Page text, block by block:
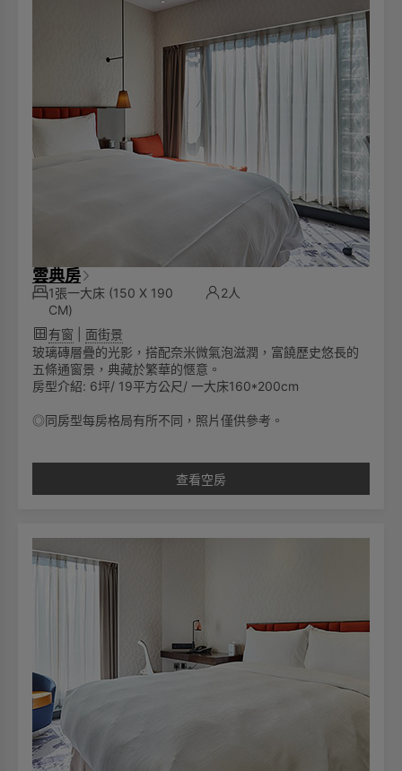
雲典房
1張一大床 (150 X 190
CM)
2人
有窗
面街景
玻璃磚層疊的光影，搭配奈米微氣泡滋潤，富饒歷史悠長的
五條通窗景，典藏於繁華的愜意。
房型介紹: 6坪/ 19平方公尺/ 一大床160*200cm
◎同房型每房格局有所不同，照片僅供參考。
查看空房